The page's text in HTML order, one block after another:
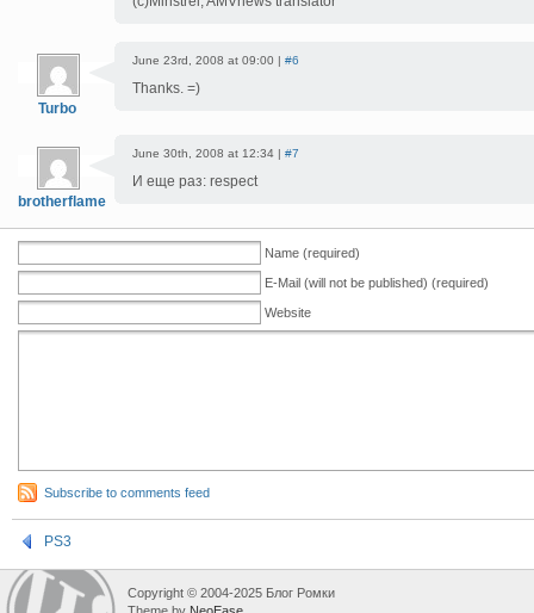
Turbo
June 23rd, 2008 at 09:00 | #6
Thanks. =)
brotherflame
June 30th, 2008 at 12:34 | #7
И еще раз: respect
Name (required)
E-Mail (will not be published) (required)
Website
Subscribe to comments feed
PS3
Copyright © 2004-2025 Блог Ромки